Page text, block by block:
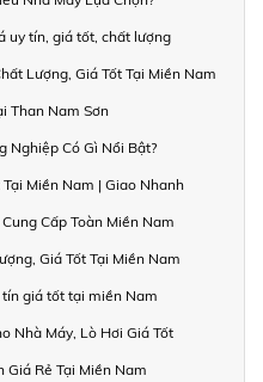
uy tín, giá tốt, chất lượng
Lượng, Giá Tốt Tại Miền Nam
Than Nam Sơn
Nghiệp Có Gì Nổi Bật?
Miền Nam | Giao Nhanh
Cấp Toàn Miền Nam
Giá Tốt Tại Miền Nam
giá tốt tại miền Nam
Nhà Máy, Lò Hơi Giá Tốt
Giá Rẻ Tại Miền Nam